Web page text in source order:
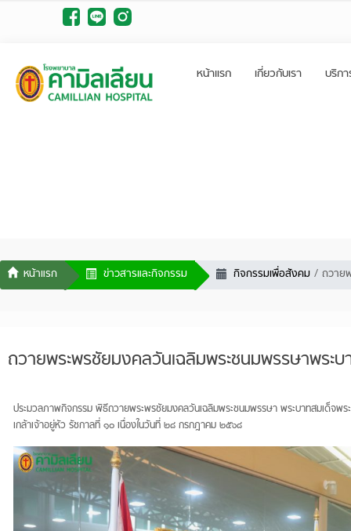
หน้าแรก เกี่ยวกับเรา บริก
ข่าวสารและกิจกรรม กิจกรรมเพื่อสังคม ถวาย
ถวายพระพรชัยมงคลวันเฉลิมพระชนมพรรษาพระบ
ประมวลภาพกิจกรรม พิธีถวายพระพรชัยมงคลวันเฉลิมพระชนมพรรษา พระบาทสมเด็จพ
เกล้าเจ้าอยู่หัว รัชกาลที่ ๑๐ เนื่องในวันที่ ๒๘ กรกฎาคม ๒๕๖๘